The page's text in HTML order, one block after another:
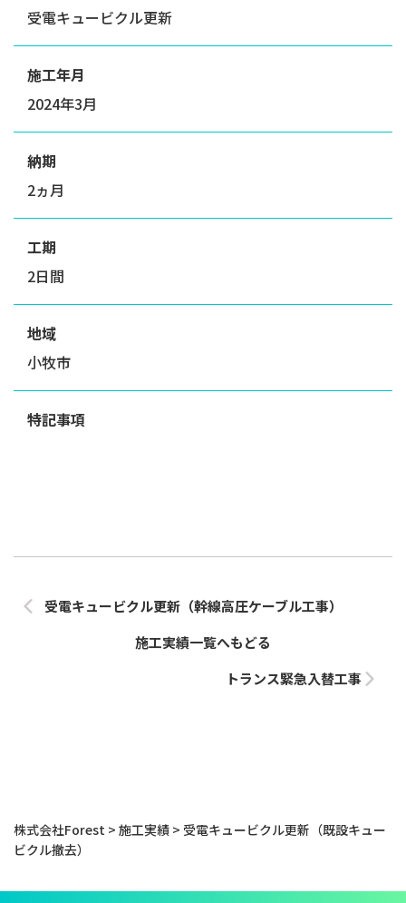
受電キュービクル更新
施工年月
2024年3月
納期
2ヵ月
工期
2日間
地域
小牧市
特記事項
受電キュービクル更新（幹線高圧ケーブル工事）
施工実績一覧へもどる
トランス緊急入替工事
株式会社Forest > 施工実績 > 受電キュービクル更新（既設キュー
ビクル撤去）